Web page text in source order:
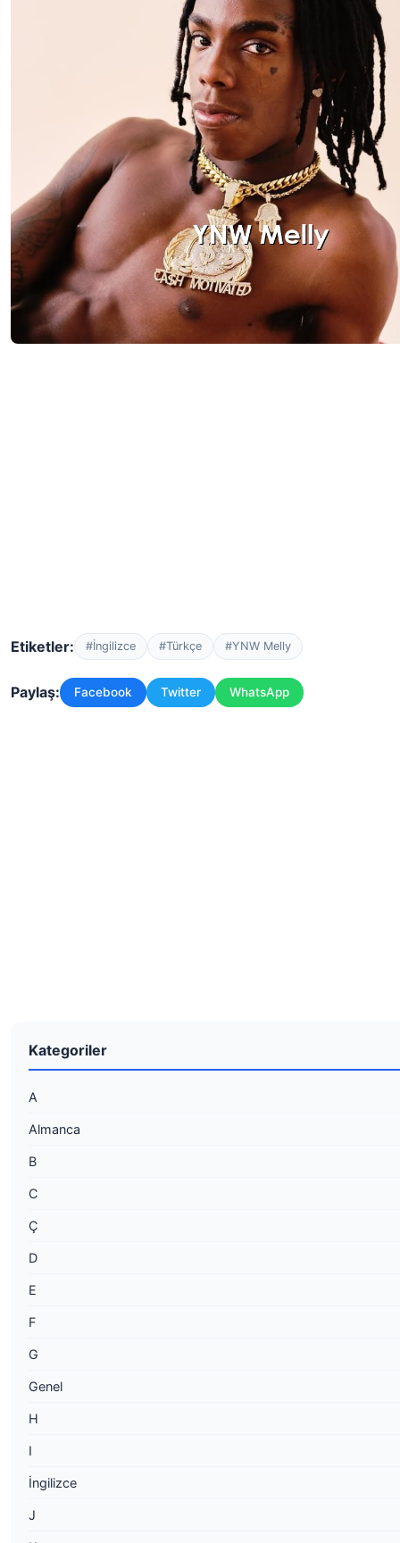
Etiketler: #İngilizce #Türkçe #YNW Melly
Paylaş: Facebook Twitter WhatsApp
Kategoriler
A
Almanca
B
C
Ç
D
E
F
G
Genel
H
I
İngilizce
J